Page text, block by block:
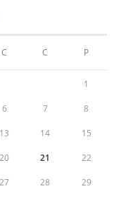
C C P
1
6 7 8
13 14 15
20 21 22
27 28 29